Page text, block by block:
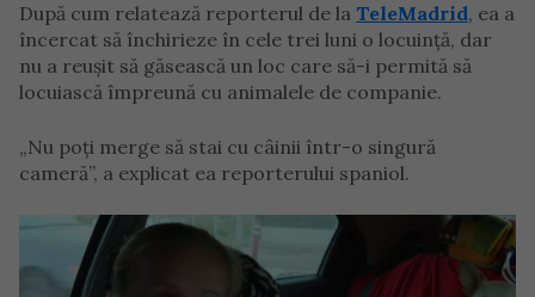
După cum relatează reporterul de la TeleMadrid, ea a
încercat să închirieze în cele trei luni o locuință, dar
nu a reușit să găsească un loc care să-i permită să
locuiască împreună cu animalele de companie.
„Nu poți merge să stai cu câinii într-o singură
cameră”, a explicat ea reporterului spaniol.